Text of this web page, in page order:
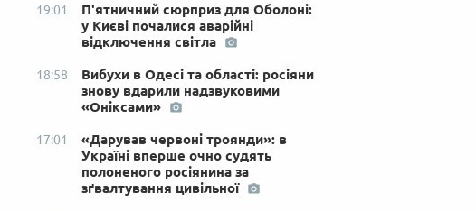
19:01
П'ятничний сюрприз для Оболоні:
у Києві почалися аварійні
відключення світла
18:58
Вибухи в Одесі та області: росіяни
знову вдарили надзвуковими
«Оніксами»
17:01
«Дарував червоні троянди»: в
Україні вперше очно судять
полоненого росіянина за
зґвалтування цивільної